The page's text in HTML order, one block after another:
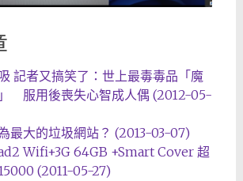
記者又搞笑了：世上最毒毒品「魔
服用後喪失心智成人偶 (2012-05-
最大的垃圾網站？ (2013-03-07)
Wifi+3G 64GB +Smart Cover 超
(2011-05-27)